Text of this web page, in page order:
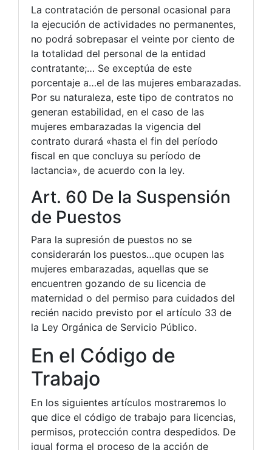
La contratación de personal ocasional para
la ejecución de actividades no permanentes,
no podrá sobrepasar el veinte por ciento de
la totalidad del personal de la entidad
contratante;… Se exceptúa de este
porcentaje a…el de las mujeres embarazadas.
Por su naturaleza, este tipo de contratos no
generan estabilidad, en el caso de las
mujeres embarazadas la vigencia del
contrato durará «hasta el fin del período
fiscal en que concluya su período de
lactancia», de acuerdo con la ley.
Art. 60 De la Suspensión
de Puestos
Para la supresión de puestos no se
considerarán los puestos…que ocupen las
mujeres embarazadas, aquellas que se
encuentren gozando de su licencia de
maternidad o del permiso para cuidados del
recién nacido previsto por el artículo 33 de
la Ley Orgánica de Servicio Público.
En el Código de
Trabajo
En los siguientes artículos mostraremos lo
que dice el código de trabajo para licencias,
permisos, protección contra despedidos. De
igual forma el proceso de la acción de